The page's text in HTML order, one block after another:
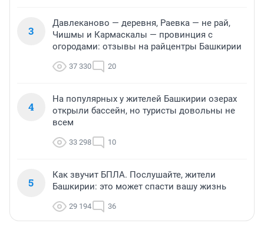
3
Давлеканово — деревня, Раевка — не рай,
Чишмы и Кармаскалы — провинция с
огородами: отзывы на райцентры Башкирии
37 330 20
4
На популярных у жителей Башкирии озерах
открыли бассейн, но туристы довольны не
всем
33 298 10
5
Как звучит БПЛА. Послушайте, жители
Башкирии: это может спасти вашу жизнь
29 194 36